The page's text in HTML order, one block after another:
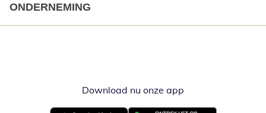
ONDERNEMING
Download nu onze app